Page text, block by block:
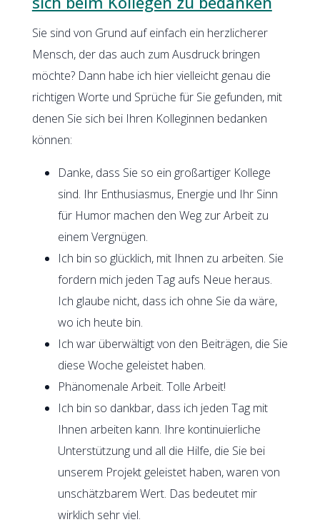
Sie sind von Grund auf einfach ein herzlicherer
Mensch, der das auch zum Ausdruck bringen
möchte? Dann habe ich hier vielleicht genau die
richtigen Worte und Sprüche für Sie gefunden, mit
denen Sie sich bei Ihren Kolleginnen bedanken
können:
Danke, dass Sie so ein großartiger Kollege
sind. Ihr Enthusiasmus, Energie und Ihr Sinn
für Humor machen den Weg zur Arbeit zu
einem Vergnügen.
Ich bin so glücklich, mit Ihnen zu arbeiten. Sie
fordern mich jeden Tag aufs Neue heraus.
Ich glaube nicht, dass ich ohne Sie da wäre,
wo ich heute bin.
Ich war überwältigt von den Beiträgen, die Sie
diese Woche geleistet haben.
Phänomenale Arbeit. Tolle Arbeit!
Ich bin so dankbar, dass ich jeden Tag mit
Ihnen arbeiten kann. Ihre kontinuierliche
Unterstützung und all die Hilfe, die Sie bei
unserem Projekt geleistet haben, waren von
unschätzbarem Wert. Das bedeutet mir
wirklich sehr viel.